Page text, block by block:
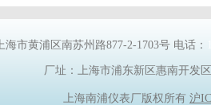
海市黄浦区南苏州路877-2-1703号 电话：
厂址：上海市浦东新区惠南开发区
上海南浦仪表厂版权所有 沪